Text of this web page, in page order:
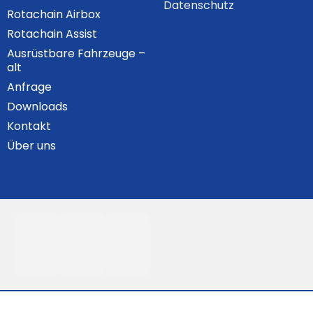
Rotachain Airbox
Rotachain Assist
Ausrüstbare Fahrzeuge –
alt
Anfrage
Downloads
Kontakt
Über uns
Datenschutz